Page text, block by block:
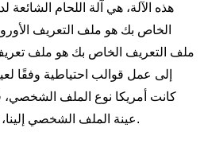
الخاص بك هو ملف التعريف
ملف التعريف الخاص بك هو ملف تعريف
إلى عمل قوالب احتياطية وفقًا
كانت أمريكا نوع الملف الشخصي،
عينة الملف الشخصي إلينا، ثم نصنع القوالب وفقًا للعينة.